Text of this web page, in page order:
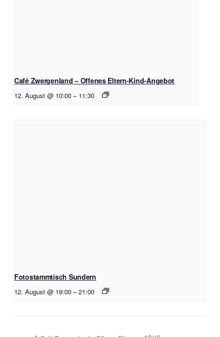
Café Zwergenland – Offenes Eltern-Kind-Angebot
12. August @ 10:00 – 11:30
Fotostammtisch Sundern
12. August @ 19:00 – 21:00